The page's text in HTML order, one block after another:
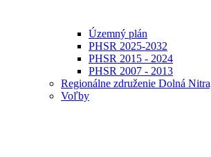
Územný plán
PHSR 2025-2032
PHSR 2015 - 2024
PHSR 2007 - 2013
Regionálne združenie Dolná
Voľby